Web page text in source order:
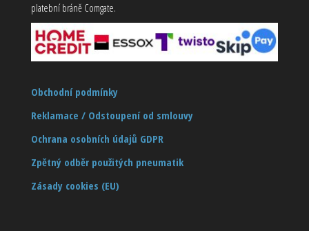
platební bráně Comgate.
Obchodní podmínky
Reklamace / Odstoupení od smlouvy
Ochrana osobních údajů GDPR
Zpětný odběr použitých pneumatik
Zásady cookies (EU)